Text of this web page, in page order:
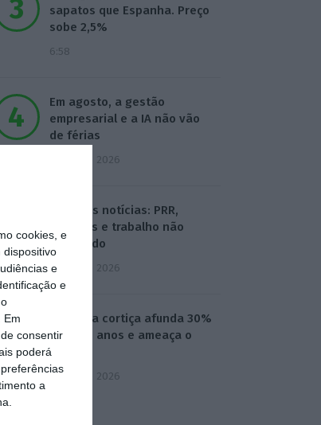
cookies, e
dispositivo
e
e
Em
consentir
poderá
a
sapatos que Espanha. Preço
sobe 2,5%
6:58
Em agosto, a gestão
empresarial e a IA não vão
de férias
3 Agosto 2026
Hoje nas notícias: PRR,
pensões e trabalho não
declarado
3 Agosto 2026
Preço da cortiça afunda 30%
em dois anos e ameaça o
setor
3 Agosto 2026